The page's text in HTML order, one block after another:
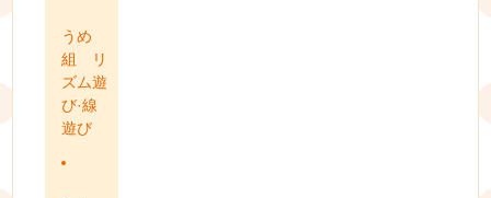
うめ
組 リ
ズム遊
び·線
遊び